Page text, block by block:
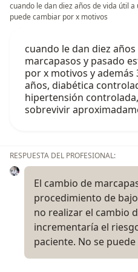
cuando le dan diez años de vida útil
puede cambiar por x motivos
cuando le dan diez
marcapasos y pasado
por x motivos y además
años, diabética
hipertensión
sobrevivir
RESPUESTA DEL PROFESIONAL:
El cambio de
procedimiento de
no realizar el cambio
incrementaría el
paciente. No se